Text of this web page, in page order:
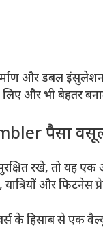
और डबल
और भी बेहतर
पैसा
रखे, तो यह एक
और फिटनेस
के हिसाब से एक